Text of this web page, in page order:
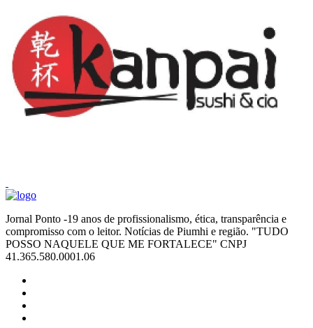
Jornal Ponto -19 anos de profissionalismo, ética, transparência e
compromisso com o leitor. Notícias de Piumhi e região. "TUDO
POSSO NAQUELE QUE ME FORTALECE" CNPJ
41.365.580.0001.06